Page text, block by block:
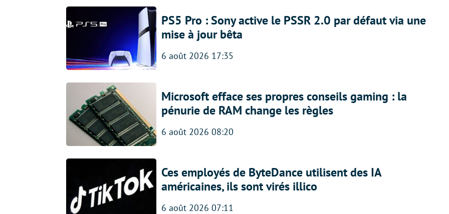
PS5 Pro : Sony active le PSSR 2.0 par défaut via une
mise à jour bêta
6 août 2026 17:35
Microsoft efface ses propres conseils gaming : la
pénurie de RAM change les règles
6 août 2026 08:20
Ces employés de ByteDance utilisent des IA
américaines, ils sont virés illico
6 août 2026 07:11